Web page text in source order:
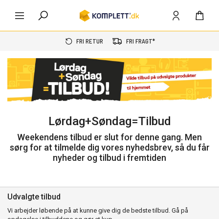
FRI RETUR FRI FRAGT*
Lørdag+Søndag=Tilbud
Weekendens tilbud er slut for denne gang. Men
sørg for at tilmelde dig vores nyhedsbrev, så du får
nyheder og tilbud i fremtiden
Udvalgte tilbud
Vi arbejder løbende på at kunne give dig de bedste tilbud. Gå på